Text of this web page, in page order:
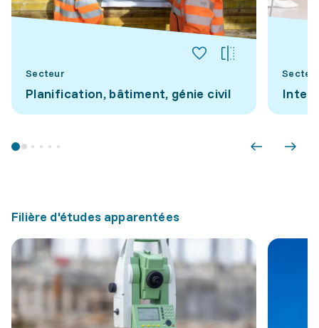
Secteur
Planification, bâtiment, génie civil
Filière d'études apparentées